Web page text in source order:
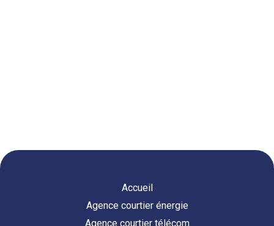
Accueil
Agence courtier énergie
Agence courtier télécom